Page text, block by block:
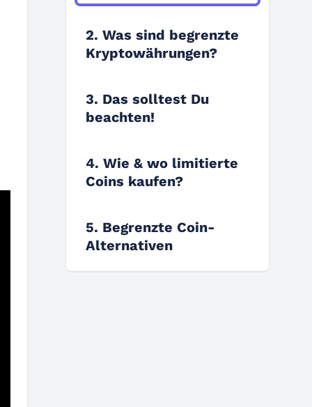
2. Was sind begrenzte
Kryptowährungen?
3. Das solltest Du
beachten!
4. Wie & wo limitierte
Coins kaufen?
5. Begrenzte Coin-
Alternativen